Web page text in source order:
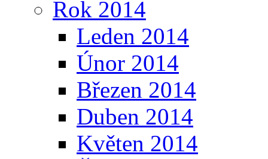
Rok 2014
Leden 2014
Únor 2014
Březen 2014
Duben 2014
Květen 2014